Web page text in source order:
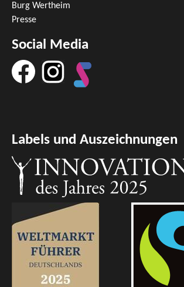
Burg Wertheim
Presse
Social Media
Labels und Auszeichnungen